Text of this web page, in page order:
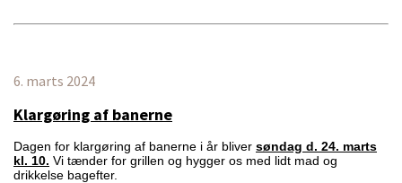
6. marts 2024
Klargøring af banerne
Dagen for klargøring af banerne i år bliver søndag d. 24. marts
kl. 10. Vi tænder for grillen og hygger os med lidt mad og
drikkelse bagefter.